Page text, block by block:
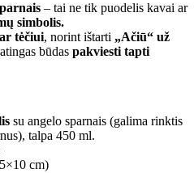
– tai ne tik puodelis kavai ar
simbolis.
tėčiui, norint ištarti „Ačiū“ už
būdas pakviesti tapti
su angelo sparnais (galima rinktis
talpa 450 ml.
cm)